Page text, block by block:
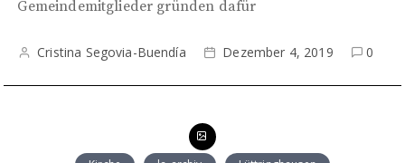
Gemeindemitglieder gründen dafür
Cristina Segovia-Buendía Dezember 4, 2019 0